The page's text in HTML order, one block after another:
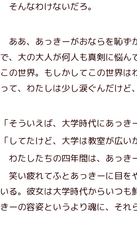
そんなわけないだろ。
ああ、あっきーがおならを恥ず
で、大の大人が何人も真剣に悩ん
この世界。もしかしてこの世界
って、わたしは少し涙ぐんだけど
「そういえば、大学時代にあっ
「してたけど、大学は教室が広い
わたしたちの四年間は、あっき
笑い疲れてふとあっきーに目を
いる。彼女は大学時代からいつ
きーの容姿というより魂に、それ